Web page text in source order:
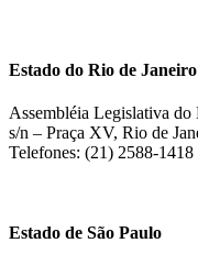
Estado do Rio de
Assembléia Legislativa
s/n – Praça XV, Rio de
Telefones: (21) 2588-
Estado de São Paulo